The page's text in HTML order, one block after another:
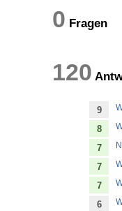
0
120
9
8
7
7
7
6